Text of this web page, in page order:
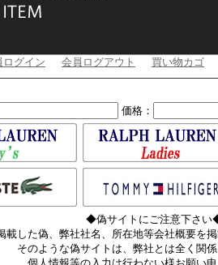
ログイン 会員ログアウト 買い物カゴ
価格：
◆偽サイトにご注意下さい
載した偽、弊社社名、所在地等会社概要を
そのような偽サイトは、弊社とは全く関係